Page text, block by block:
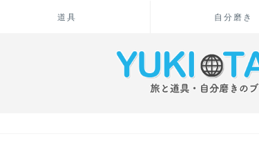
道具 自分磨き